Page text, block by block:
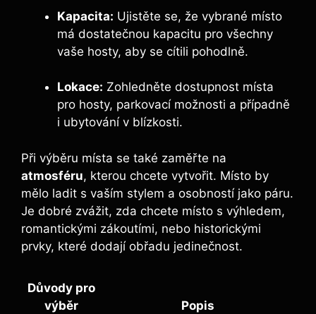
Kapacita: Ujistěte se, že vybrané místo
má dostatečnou kapacitu pro všechny
vaše hosty, aby se cítili pohodlně.
Lokace: Zohledněte dostupnost místa
pro hosty, parkovací možnosti a případně
i ubytování v blízkosti.
Při výběru místa se také zaměřte na
atmosféru, kterou chcete vytvořit. Místo by
mělo ladit s vaším stylem a osobností jako páru.
Je dobré zvážit, zda chcete místo s výhledem,
romantickými zákoutími, nebo historickými
prvky, které dodají obřadu jedinečnost.
Důvody pro
výběr
Popis